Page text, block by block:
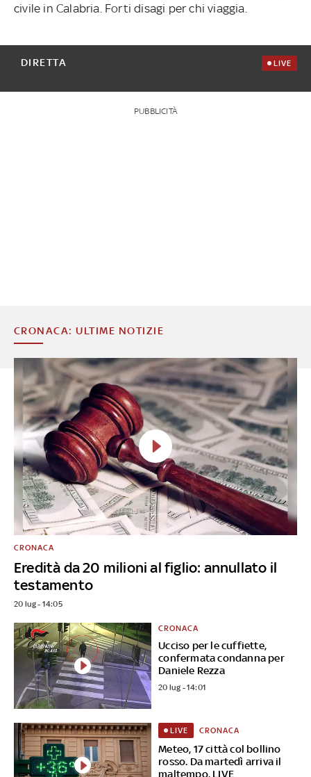
civile in Calabria. Forti disagi per chi viaggia.
DIRETTA LIVE
PUBBLICITÀ
CRONACA: ULTIME NOTIZIE
Eredità da 20 milioni al figlio: annullato il
testamento
CRONACA
20 lug - 14:05
Ucciso per le cuffiette,
confermata condanna per
Daniele Rezza
CRONACA
20 lug - 14:01
Meteo, 17 città col bollino
rosso. Da martedì arriva il
maltempo. LIVE
LIVE CRONACA